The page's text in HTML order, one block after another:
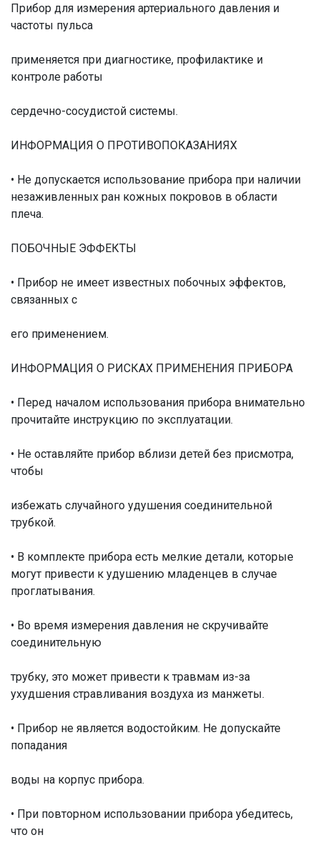
Прибор для измерения артериального давления и
частоты пульса
применяется при диагностике, профилактике и
контроле работы
сердечно-сосудистой системы.
ИНФОРМАЦИЯ О ПРОТИВОПОКАЗАНИЯХ
• Не допускается использование прибора при наличии
незаживленных ран кожных покровов в области
плеча.
ПОБОЧНЫЕ ЭФФЕКТЫ
• Прибор не имеет известных побочных эффектов,
связанных с
его применением.
ИНФОРМАЦИЯ О РИСКАХ ПРИМЕНЕНИЯ ПРИБОРА
• Перед началом использования прибора внимательно
прочитайте инструкцию по эксплуатации.
• Не оставляйте прибор вблизи детей без присмотра,
чтобы
избежать случайного удушения соединительной
трубкой.
• В комплекте прибора есть мелкие детали, которые
могут привести к удушению младенцев в случае
проглатывания.
• Во время измерения давления не скручивайте
соединительную
трубку, это может привести к травмам из-за
ухудшения стравливания воздуха из манжеты.
• Прибор не является водостойким. Не допускайте
попадания
воды на корпус прибора.
• При повторном использовании прибора убедитесь,
что он